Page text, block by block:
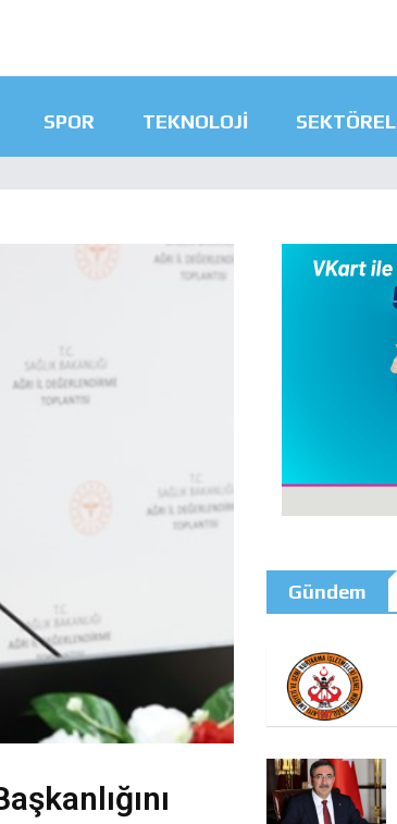
SPOR TEKNOLOJI SEKTÖREL
Gündem